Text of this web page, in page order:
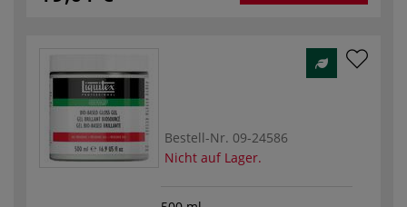
Bestell-Nr. 09-24586
Nicht auf Lager.